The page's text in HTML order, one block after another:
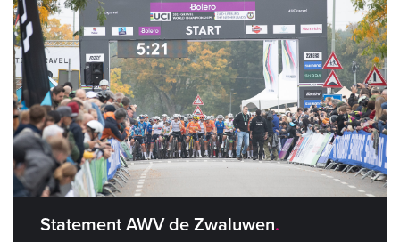
Statement AWV de Zwaluwen